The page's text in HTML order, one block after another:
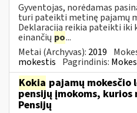
Gyventojas, norėdamas
turi pateikti metinę pajamų
Deklaraciją reikia pateikti iki
einančių po...
Metai (Archyvas): 2019
mokestis Pagrindinis:
Kokia pajamų
pensijų įmokoms, kurios
Pensijų